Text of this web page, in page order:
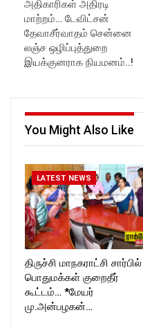
Like us on:
https://www.facebook.com/R
ockforttimes
Follow us on:
https://www.instagram.com/ro
ckforttimes/
அதிகாரிகள் அதிரடி
மாற்றம்… டேவிட்சன்
தேவாசீர்வாதம் சென்னை
லஞ்ச ஒழிப்புத்துறை
இயக்குனராக நியமனம்..!
You Might Also Like
LATEST NEWS
திருச்சி மாநகராட்சி சார்பில்
பொதுமக்கள் குறைதீர்
கூட்டம்… *மேயர்
மு.அன்பழகன்…